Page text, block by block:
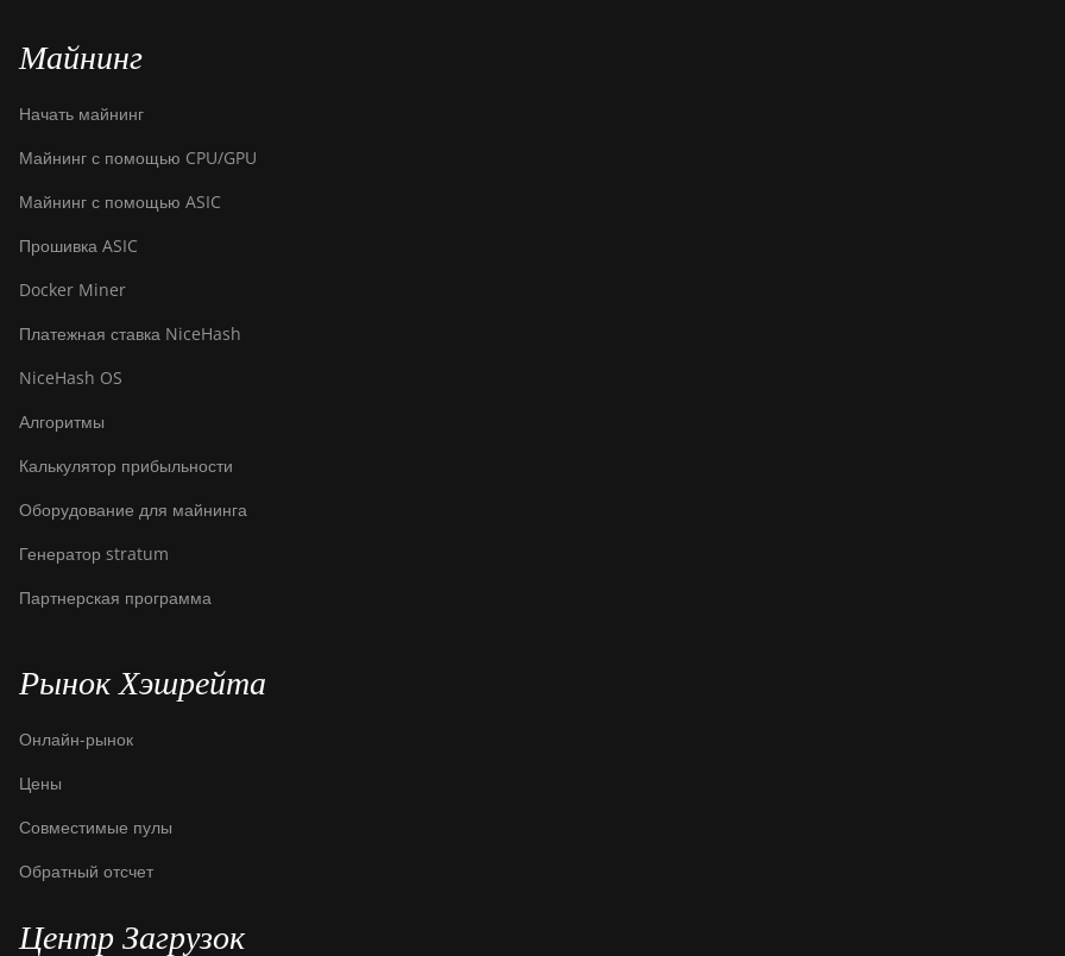
Майнинг
Начать майнинг
Майнинг с помощью CPU/GPU
Майнинг с помощью ASIC
Прошивка ASIC
Docker Miner
Платежная ставка NiceHash
NiceHash OS
Алгоритмы
Калькулятор прибыльности
Оборудование для майнинга
Генератор stratum
Партнерская программа
Рынок Хэшрейта
Онлайн-рынок
Цены
Совместимые пулы
Обратный отсчет
Центр Загрузок